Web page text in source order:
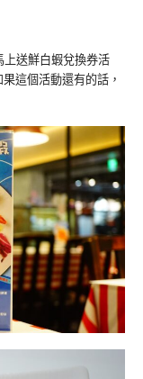
送鮮白蝦兌換券活
這個活動還有的話，